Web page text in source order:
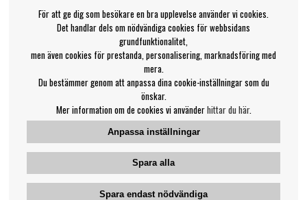
För att ge dig som besökare en bra upplevelse använder vi cookies.
Det handlar dels om nödvändiga cookies för webbsidans
grundfunktionalitet,
men även cookies för prestanda, personalisering, marknadsföring med
mera.
Du bestämmer genom att anpassa dina cookie-inställningar som du
önskar.
Mer information om de cookies vi använderhittar du här.
Anpassa inställningar
Spara alla
Spara endast nödvändiga